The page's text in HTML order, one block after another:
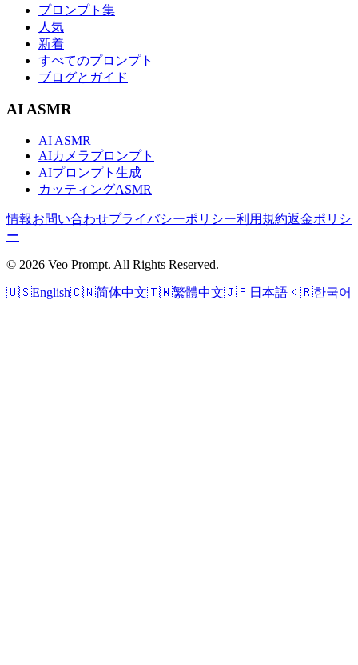
プロンプト集
人気
新着
すべてのプロンプト
ブログとガイド
AI ASMR
AI ASMR
AIカメラプロンプト
AIプロンプト生成
カッティングASMR
情報お問い合わせプライバシーポリシー利用規約返金ポリシ
ー
© 2026 Veo Prompt. All Rights Reserved.
🇺🇸English🇨🇳简体中文🇹🇼繁體中文🇯🇵日本語🇰🇷한국어